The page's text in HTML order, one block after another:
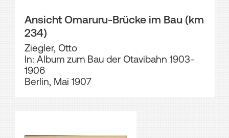
Ansicht Omaruru-Brücke im Bau (km
234)
Ziegler, Otto
In: Album zum Bau der Otavibahn 1903-
1906
Berlin, Mai 1907